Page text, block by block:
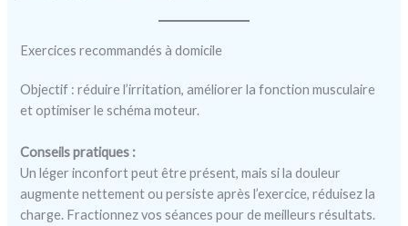
Exercices recommandés à domicile
Objectif : réduire l’irritation, améliorer la fonction musculaire
et optimiser le schéma moteur.
Conseils pratiques :
Un léger inconfort peut être présent, mais si la douleur
augmente nettement ou persiste après l’exercice, réduisez la
charge. Fractionnez vos séances pour de meilleurs résultats.